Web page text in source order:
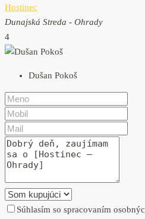
Hostinec
Dunajská Streda - Ohrady
4
Dušan Pokoš
Súhlasím so spracovaním